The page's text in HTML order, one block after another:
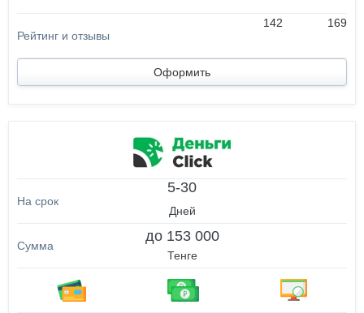
142 169
Оформить
5-30
Дней
до 153 000
Тенге